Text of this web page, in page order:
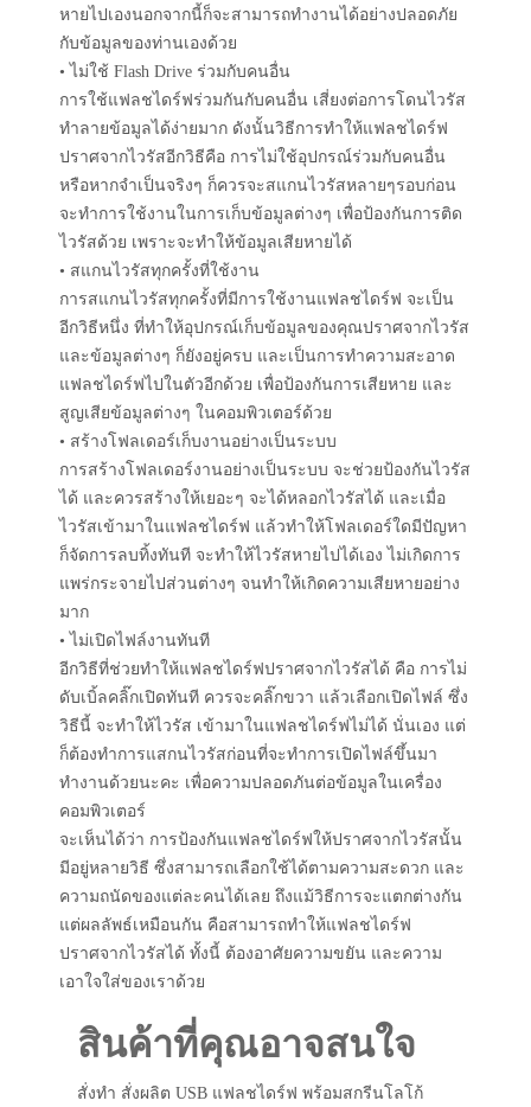
หายไปเองนอกจากนี้ก็จะสามารถทำงานได้อย่างปลอดภัย
กับข้อมูลของท่านเองด้วย
• ไม่ใช้ Flash Drive ร่วมกับคนอื่น
การใช้แฟลชไดร์ฟร่วมกันกับคนอื่น เสี่ยงต่อการโดนไวรัส
ทำลายข้อมูลได้ง่ายมาก ดังนั้นวิธีการทำให้แฟลชไดร์ฟ
ปราศจากไวรัสอีกวิธีคือ การไม่ใช้อุปกรณ์ร่วมกับคนอื่น
หรือหากจำเป็นจริงๆ ก็ควรจะสแกนไวรัสหลายๆรอบก่อน
จะทำการใช้งานในการเก็บข้อมูลต่างๆ เพื่อป้องกันการติด
ไวรัสด้วย เพราะจะทำให้ข้อมูลเสียหายได้
• สแกนไวรัสทุกครั้งที่ใช้งาน
การสแกนไวรัสทุกครั้งที่มีการใช้งานแฟลชไดร์ฟ จะเป็น
อีกวิธีหนึ่ง ที่ทำให้อุปกรณ์เก็บข้อมูลของคุณปราศจากไวรัส
และข้อมูลต่างๆ ก็ยังอยู่ครบ และเป็นการทำความสะอาด
แฟลชไดร์ฟไปในตัวอีกด้วย เพื่อป้องกันการเสียหาย และ
สูญเสียข้อมูลต่างๆ ในคอมพิวเตอร์ด้วย
• สร้างโฟลเดอร์เก็บงานอย่างเป็นระบบ
การสร้างโฟลเดอร์งานอย่างเป็นระบบ จะช่วยป้องกันไวรัส
ได้ และควรสร้างให้เยอะๆ จะได้หลอกไวรัสได้ และเมื่อ
ไวรัสเข้ามาในแฟลชไดร์ฟ แล้วทำให้โฟลเดอร์ใดมีปัญหา
ก็จัดการลบทิ้งทันที จะทำให้ไวรัสหายไปได้เอง ไม่เกิดการ
แพร่กระจายไปส่วนต่างๆ จนทำให้เกิดความเสียหายอย่าง
มาก
• ไม่เปิดไฟล์งานทันที
อีกวิธีที่ช่วยทำให้แฟลชไดร์ฟปราศจากไวรัสได้ คือ การไม่
ดับเบิ้ลคลิ๊กเปิดทันที ควรจะคลิ๊กขวา แล้วเลือกเปิดไฟล์ ซึ่ง
วิธีนี้ จะทำให้ไวรัส เข้ามาในแฟลชไดร์ฟไม่ได้ นั่นเอง แต่
ก็ต้องทำการแสกนไวรัสก่อนที่จะทำการเปิดไฟล์ขึ้นมา
ทำงานด้วยนะคะ เพื่อความปลอดภันต่อข้อมูลในเครื่อง
คอมพิวเตอร์
จะเห็นได้ว่า การป้องกันแฟลชไดร์ฟให้ปราศจากไวรัสนั้น
มีอยู่หลายวิธี ซึ่งสามารถเลือกใช้ได้ตามความสะดวก และ
ความถนัดของแต่ละคนได้เลย ถึงแม้วิธีการจะแตกต่างกัน
แต่ผลลัพธ์เหมือนกัน คือสามารถทำให้แฟลชไดร์ฟ
ปราศจากไวรัสได้ ทั้งนี้ ต้องอาศัยความขยัน และความ
เอาใจใส่ของเราด้วย
สินค้าที่คุณอาจสนใจ
สั่งทำ สั่งผลิต USB แฟลชไดร์ฟ พร้อมสกรีนโลโก้